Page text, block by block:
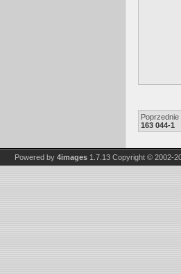
Poprzednie
163 044-1
Powered by 4images 1.7.13 Copyright © 2002-